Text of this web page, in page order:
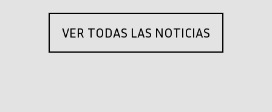
VER TODAS LAS NOTICIAS